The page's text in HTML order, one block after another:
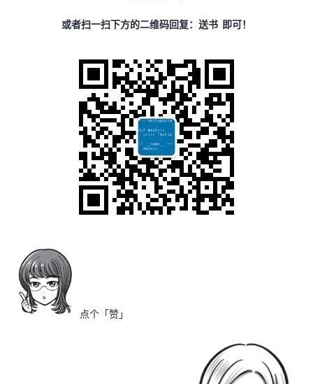
或者扫一扫下方的二维码回复： 送书 即可！
点个「赞」